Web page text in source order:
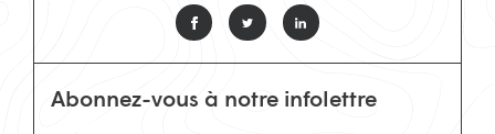
Abonnez-vous à notre infolettre